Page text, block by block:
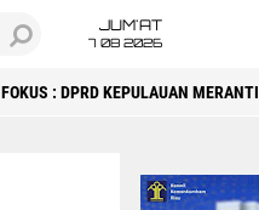
JUM'AT
7 08 2026
FOKUS : DPRD KEPULAUAN MERANTI